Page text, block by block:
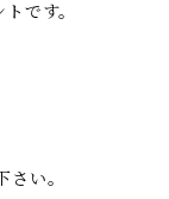
です。
い。